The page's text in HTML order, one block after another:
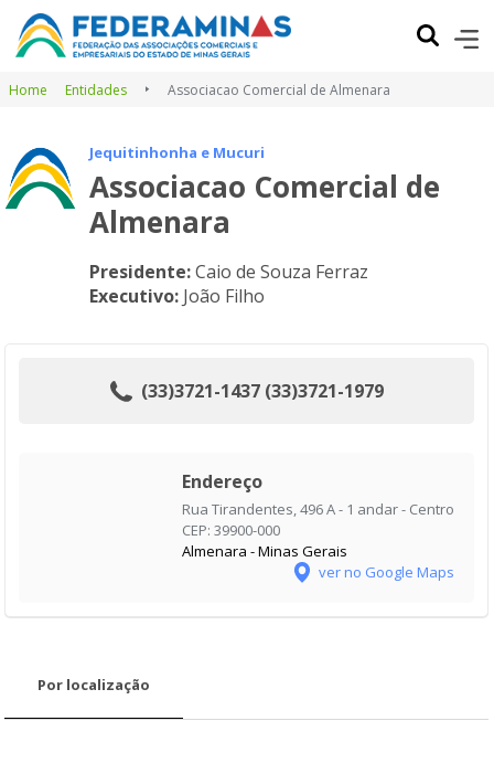
Home Entidades Associacao Comercial de Almenara
Jequitinhonha e Mucuri
Associacao Comercial de
Almenara
Presidente:Caio de Souza Ferraz
Executivo: João Filho
(33)3721-1437 (33)3721-1979
Endereço
Rua Tirandentes, 496 A - 1 andar - Centro
CEP: 39900-000
Almenara - Minas Gerais
ver no Google Maps
Por localização